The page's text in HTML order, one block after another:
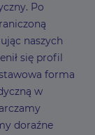
Po
naszych
się profil
forma
w
doraźne